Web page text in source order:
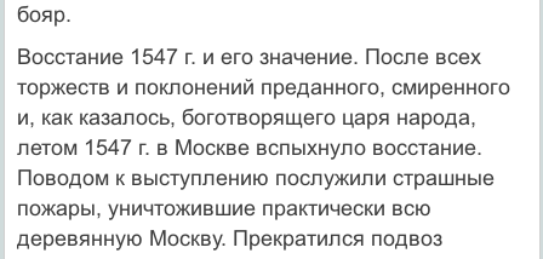
бояр.
Восстание 1547 г. и его значение. После всех
торжеств и поклонений преданного, смиренного
и, как казалось, боготворящего царя народа,
летом 1547 г. в Москве вспыхнуло восстание.
Поводом к выступлению послужили страшные
пожары, уничтожившие практически всю
деревянную Москву. Прекратился подвоз